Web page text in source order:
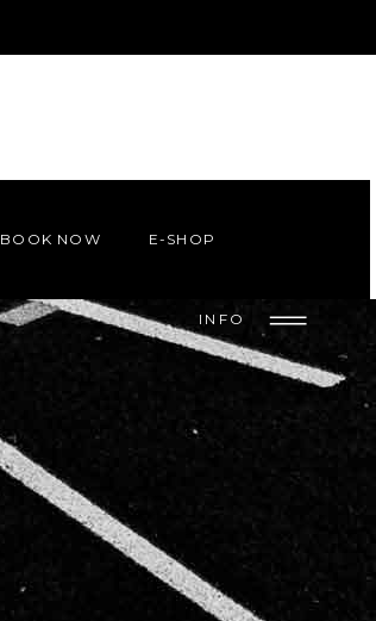
BOOK NOW E-SHOP
INFO